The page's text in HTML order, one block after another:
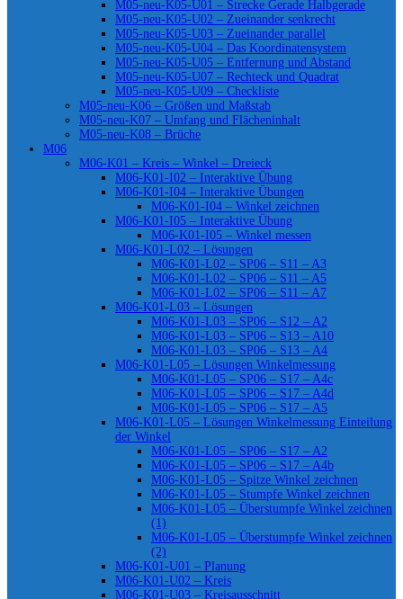
M05-neu-K05-U01 – Strecke Gerade Halbgerade
M05-neu-K05-U02 – Zueinander senkrecht
M05-neu-K05-U03 – Zueinander parallel
M05-neu-K05-U04 – Das Koordinatensystem
M05-neu-K05-U05 – Entfernung und Abstand
M05-neu-K05-U07 – Rechteck und Quadrat
M05-neu-K05-U09 – Checkliste
M05-neu-K06 – Größen und Maßstab
M05-neu-K07 – Umfang und Flächeninhalt
M05-neu-K08 – Brüche
M06
M06-K01 – Kreis – Winkel – Dreieck
M06-K01-I02 – Interaktive Übung
M06-K01-I04 – Interaktive Übungen
M06-K01-I04 – Winkel zeichnen
M06-K01-I05 – Interaktive Übung
M06-K01-I05 – Winkel messen
M06-K01-L02 – Lösungen
M06-K01-L02 – SP06 – S11 – A3
M06-K01-L02 – SP06 – S11 – A5
M06-K01-L02 – SP06 – S11 – A7
M06-K01-L03 – Lösungen
M06-K01-L03 – SP06 – S12 – A2
M06-K01-L03 – SP06 – S13 – A10
M06-K01-L03 – SP06 – S13 – A4
M06-K01-L05 – Lösungen Winkelmessung
M06-K01-L05 – SP06 – S17 – A4c
M06-K01-L05 – SP06 – S17 – A4d
M06-K01-L05 – SP06 – S17 – A5
M06-K01-L05 – Lösungen Winkelmessung Einteilung
der Winkel
M06-K01-L05 – SP06 – S17 – A2
M06-K01-L05 – SP06 – S17 – A4b
M06-K01-L05 – Spitze Winkel zeichnen
M06-K01-L05 – Stumpfe Winkel zeichnen
M06-K01-L05 – Überstumpfe Winkel zeichnen
(1)
M06-K01-L05 – Überstumpfe Winkel zeichnen
(2)
M06-K01-U01 – Planung
M06-K01-U02 – Kreis
M06-K01-U03 – Kreisausschnitt